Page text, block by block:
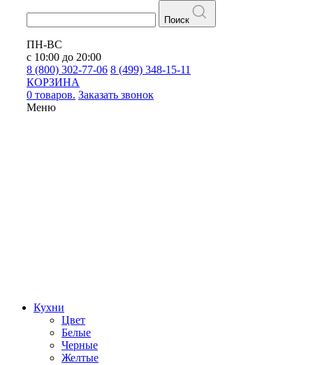
Поиск
ПН-ВС
с 10:00 до 20:00
8 (800) 302-77-06 8 (499) 348-15-11
КОРЗИНА
0 товаров. Заказать звонок
Меню
Кухни
Цвет
Белые
Черные
Желтые